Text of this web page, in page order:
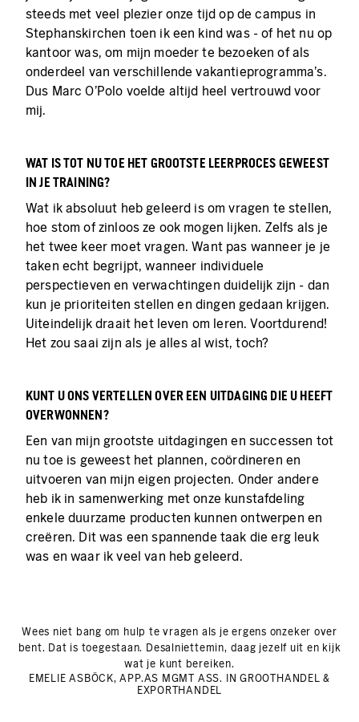
steeds met veel plezier onze tijd op de campus in
Stephanskirchen toen ik een kind was - of het nu op
kantoor was, om mijn moeder te bezoeken of als
onderdeel van verschillende vakantieprogramma's.
Dus Marc O'Polo voelde altijd heel vertrouwd voor
mij.
WAT IS TOT NU TOE HET GROOTSTE LEERPROCES GEWEEST
IN JE TRAINING?
Wat ik absoluut heb geleerd is om vragen te stellen,
hoe stom of zinloos ze ook mogen lijken. Zelfs als je
het twee keer moet vragen. Want pas wanneer je je
taken echt begrijpt, wanneer individuele
perspectieven en verwachtingen duidelijk zijn - dan
kun je prioriteiten stellen en dingen gedaan krijgen.
Uiteindelijk draait het leven om leren. Voortdurend!
Het zou saai zijn als je alles al wist, toch?
KUNT U ONS VERTELLEN OVER EEN UITDAGING DIE U HEEFT
OVERWONNEN?
Een van mijn grootste uitdagingen en successen tot
nu toe is geweest het plannen, coördineren en
uitvoeren van mijn eigen projecten. Onder andere
heb ik in samenwerking met onze kunstafdeling
enkele duurzame producten kunnen ontwerpen en
creëren. Dit was een spannende taak die erg leuk
was en waar ik veel van heb geleerd.
Wees niet bang om hulp te vragen als je ergens onzeker over
bent. Dat is toegestaan. Desalniettemin, daag jezelf uit en kijk
wat je kunt bereiken.
EMELIE ASBÖCK, APP.AS MGMT ASS. IN GROOTHANDEL &
EXPORTHANDEL